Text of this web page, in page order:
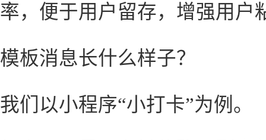
率，便于用户留存，增强用户
模板消息长什么样子？
我们以小程序“小打卡”为例。